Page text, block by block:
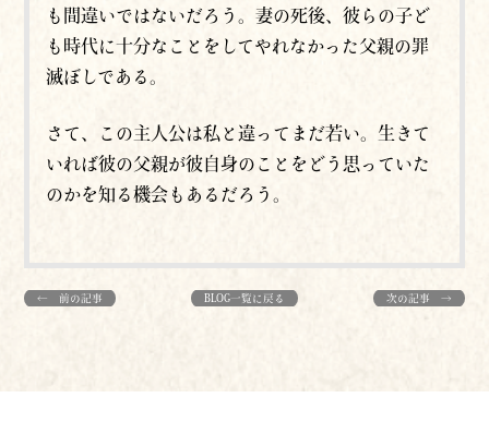
も間違いではないだろう。妻の死後、彼らの子ど
も時代に十分なことをしてやれなかった父親の罪
滅ぼしである。
さて、この主人公は私と違ってまだ若い。生きて
いれば彼の父親が彼自身のことをどう思っていた
のかを知る機会もあるだろう。
← 前の記事 BLOG一覧に戻る 次の記事 →